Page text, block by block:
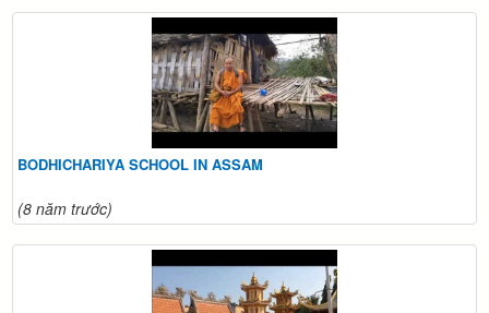
BODHICHARIYA SCHOOL IN ASSAM
(8 năm trước)